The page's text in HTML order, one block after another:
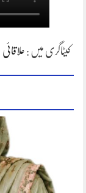
کیٹاگری میں : علاقائی